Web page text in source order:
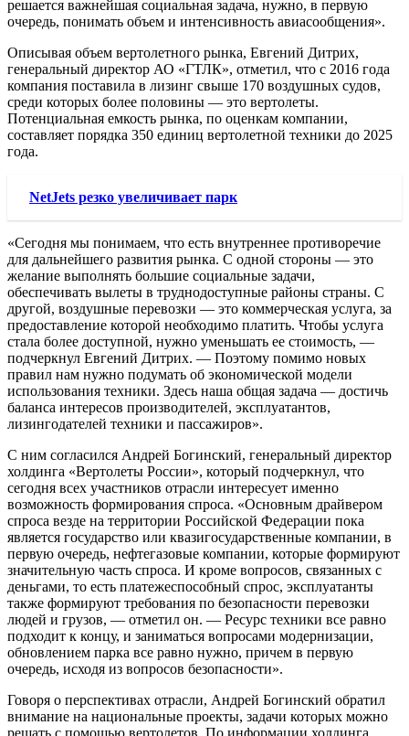
решается важнейшая социальная задача, нужно, в первую
очередь, понимать объем и интенсивность авиасообщения».
Описывая объем вертолетного рынка, Евгений Дитрих,
генеральный директор АО «ГТЛК», отметил, что с 2016 года
компания поставила в лизинг свыше 170 воздушных судов,
среди которых более половины — это вертолеты.
Потенциальная емкость рынка, по оценкам компании,
составляет порядка 350 единиц вертолетной техники до 2025
года.
NetJets резко увеличивает парк
«Сегодня мы понимаем, что есть внутреннее противоречие
для дальнейшего развития рынка. С одной стороны — это
желание выполнять большие социальные задачи,
обеспечивать вылеты в труднодоступные районы страны. С
другой, воздушные перевозки — это коммерческая услуга, за
предоставление которой необходимо платить. Чтобы услуга
стала более доступной, нужно уменьшать ее стоимость, —
подчеркнул Евгений Дитрих. — Поэтому помимо новых
правил нам нужно подумать об экономической модели
использования техники. Здесь наша общая задача — достичь
баланса интересов производителей, эксплуатантов,
лизингодателей техники и пассажиров».
С ним согласился Андрей Богинский, генеральный директор
холдинга «Вертолеты России», который подчеркнул, что
сегодня всех участников отрасли интересует именно
возможность формирования спроса. «Основным драйвером
спроса везде на территории Российской Федерации пока
является государство или квазигосударственные компании, в
первую очередь, нефтегазовые компании, которые формируют
значительную часть спроса. И кроме вопросов, связанных с
деньгами, то есть платежеспособный спрос, эксплуатанты
также формируют требования по безопасности перевозки
людей и грузов, — отметил он. — Ресурс техники все равно
подходит к концу, и заниматься вопросами модернизации,
обновлением парка все равно нужно, причем в первую
очередь, исходя из вопросов безопасности».
Говоря о перспективах отрасли, Андрей Богинский обратил
внимание на национальные проекты, задачи которых можно